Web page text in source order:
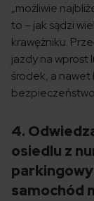
„możliwie
to – jak sądzi
krawężniku.
jazdy na wprost
środek, a nawet
4.
osiedlu z
samochód